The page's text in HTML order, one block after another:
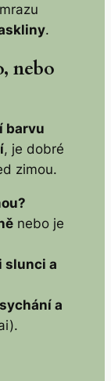
.
nebo
barvu
, je dobré
zimou.
nebo je
slunci a
a